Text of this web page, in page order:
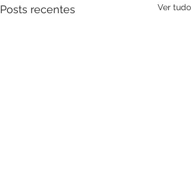
Posts recentes Ver tudo